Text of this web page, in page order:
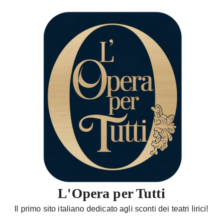
L'Opera per Tutti
Il primo sito italiano dedicato agli sconti dei teatri lirici!